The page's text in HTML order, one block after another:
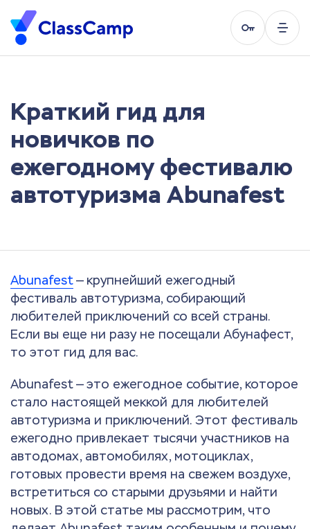
Краткий гид для
новичков по
ежегодному фестивалю
автотуризма Abunafest
Abunafest— крупнейший ежегодный
фестиваль автотуризма, собирающий
любителей приключений со всей страны.
Если вы еще ни разу не посещали Абунафест,
то этот гид для вас.
Abunafest — это ежегодное событие, которое
стало настоящей меккой для любителей
автотуризма и приключений. Этот фестиваль
ежегодно привлекает тысячи участников на
автодомах, автомобилях, мотоциклах,
готовых провести время на свежем воздухе,
встретиться со старыми друзьями и найти
новых. В этой статье мы рассмотрим, что